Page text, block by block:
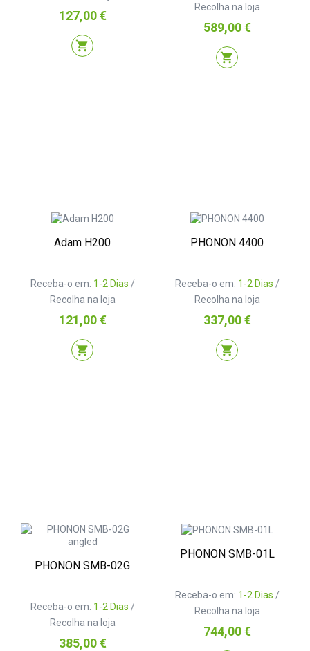
Preço
127,00 €
shopping_cart
Recolha na loja
Preço
589,00 €
shopping_cart
Adam H200
Receba-o em: 1-2 Dias /
Recolha na loja
Preço
121,00 €
shopping_cart
PHONON 4400
Receba-o em: 1-2 Dias /
Recolha na loja
Preço
337,00 €
shopping_cart
PHONON SMB-02G
Receba-o em: 1-2 Dias /
Recolha na loja
Preço
385,00 €
PHONON SMB-01L
Receba-o em: 1-2 Dias /
Recolha na loja
Preço
744,00 €